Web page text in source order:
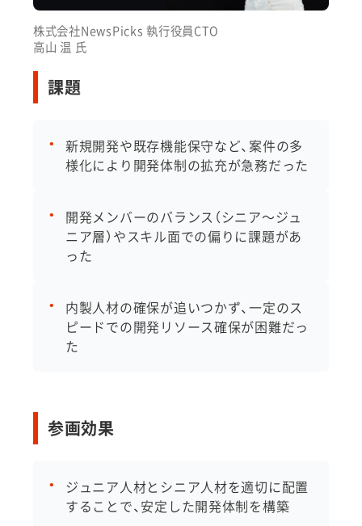
株式会社NewsPicks 執行役員CTO
高山 温 氏
課題
新規開発や既存機能保守など、案件の多
様化により開発体制の拡充が急務だった
開発メンバーのバランス（シニア〜ジュ
ニア層）やスキル面での偏りに課題があ
った
内製人材の確保が追いつかず、一定のス
ピードでの開発リソース確保が困難だっ
た
参画効果
ジュニア人材とシニア人材を適切に配置
することで、安定した開発体制を構築